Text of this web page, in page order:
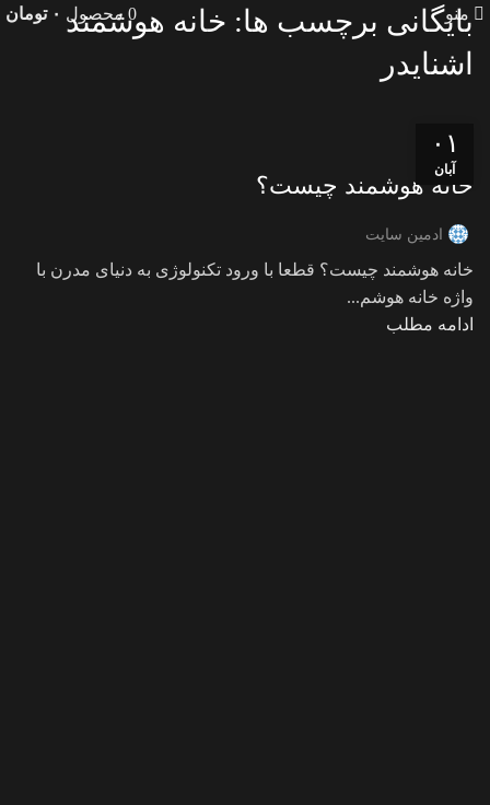
منو 0 محصول ۰ تومان
بایگانی برچسب ها: خانه هوشمند
اشنایدر
۰۱
آبان
مقالات
خانه هوشمند چیست؟
ادمین سایت
خانه هوشمند چیست؟ قطعا با ورود تکنولوژی به دنیای مدرن با
واژه خانه هوشم...
ادامه مطلب